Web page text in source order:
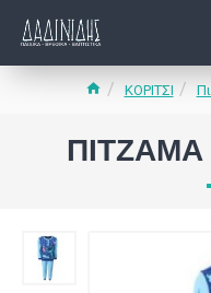
ΚΟΡΙΤΣΙ
ΠΙΤΖΆΜΑ